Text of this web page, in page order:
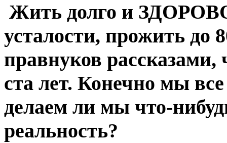
Жить долго и
усталости, прожить до
правнуков
ста лет. Конечно мы
делаем ли мы что-
реальность?